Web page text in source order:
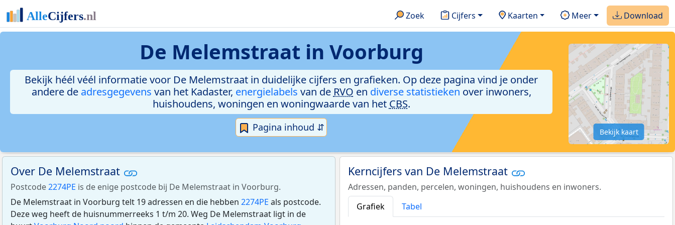
Zoek Cijfers Kaarten Meer Download
De Melemstraat in Voorburg
Bekijk héél véél informatie voor De Melemstraat in duidelijke cijfers en grafieken. Op deze pagina vind je onder
andere de adresgegevens van het Kadaster, energielabels van de RVO en diverse statistieken over inwoners,
huishoudens, woningen en woningwaarde van het CBS.
Pagina inhoud ⇵ Bekijk kaart
Over De Melemstraat
Postcode2274PE is de enige postcode bij De Melemstraat in Voorburg.
De Melemstraat in Voorburg telt 19 adressen en die hebben 2274PE als postcode.
Deze weg heeft de huisnummerreeks 1 t/m 20. Weg De Melemstraat ligt in de
Kerncijfers van De Melemstraat
Adressen, panden, percelen, woningen, huishoudens en inwoners.
Grafiek
Tabel